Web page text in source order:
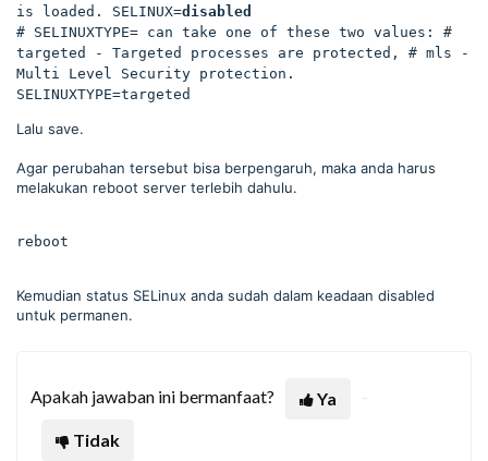
is loaded. SELINUX=disabled
# SELINUXTYPE= can take one of these two values: #
targeted - Targeted processes are protected, # mls -
Multi Level Security protection.
SELINUXTYPE=targeted
Lalu save.
Agar perubahan tersebut bisa berpengaruh, maka anda harus
melakukan reboot server terlebih dahulu.
reboot
Kemudian status SELinux anda sudah dalam keadaan disabled
untuk permanen.
Apakah jawaban ini bermanfaat?
Ya
Tidak